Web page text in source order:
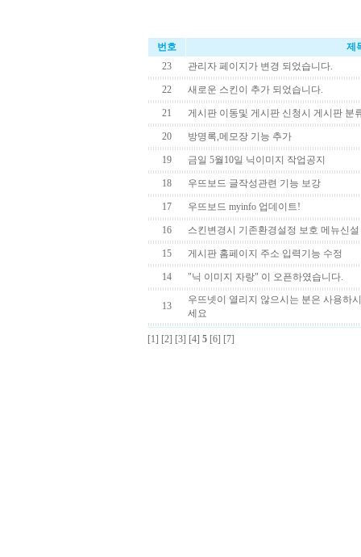
번호
제
23
관리자 페이지가 변경 되었습니다.
22 새로운 스킨이 추가 되었습니다.
21 게시판 이동및 게시판 신청시 게시판 분
20 방명록,메모장 기능 추가
19 금일 5월10일 닉이미지 작업공지
18 우뜨보드 글작성관련 기능 보강
17 우뜨보드 myinfo 업데이트!
16 스킨변경시 기존환경설정 보호 메뉴신설
15 게시판 홈페이지 주소 입력기능 수정
14 "닉 이미지 자랑" 이 오픈하였습니다.
13
우뜨넷이 열리지 않으시는 분은 사용하
세요
[1] [2] [3] [4] 5 [6] [7]